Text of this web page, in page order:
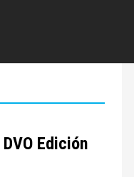
Edición